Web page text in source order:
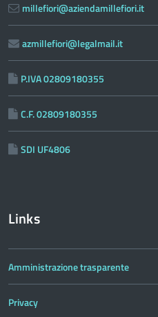
millefiori@aziendamillefiori.it
azmillefiori@legalmail.it
P.IVA 02809180355
C.F. 02809180355
SDI UF4806
Links
Amministrazione trasparente
Privacy